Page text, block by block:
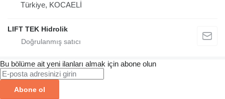
Türkiye, KOCAELİ
LIFT TEK Hidrolik
Bu bölüme ait yeni ilanları almak için abone olun
Abone ol